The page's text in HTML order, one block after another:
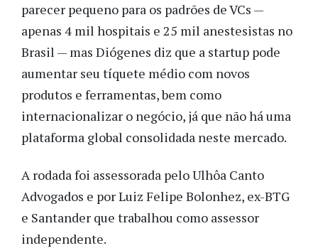
parecer pequeno para os padrões de VCs —
apenas 4 mil hospitais e 25 mil anestesistas no
Brasil — mas Diógenes diz que a startup pode
aumentar seu tíquete médio com novos
produtos e ferramentas, bem como
internacionalizar o negócio, já que não há uma
plataforma global consolidada neste mercado.
A rodada foi assessorada pelo Ulhôa Canto
Advogados e por Luiz Felipe Bolonhez, ex-BTG
e Santander que trabalhou como assessor
independente.